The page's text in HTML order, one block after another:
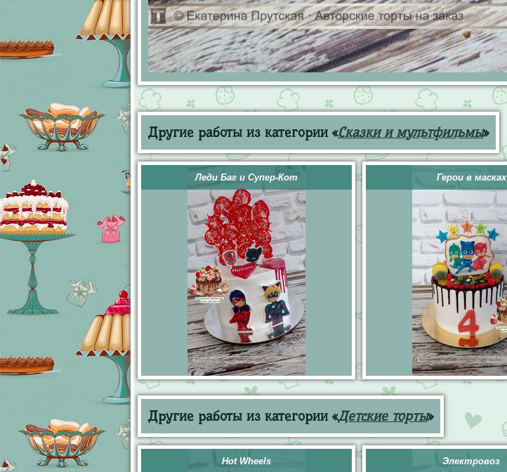
Другие работы из категории «Сказки и мультфильмы»
Леди Баг и Супер-Кот Герои в масках
Другие работы из категории «Детские торты»
Hot Wheels Электровоз